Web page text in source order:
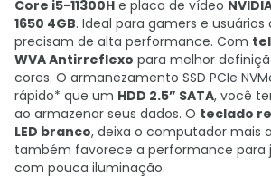
Core i5-11300H e placa de vídeo
1650 4GB. Ideal para gamers e
precisam de alta performance. Com
WVA Antirreflexo para melhor
cores. O armanezamento SSD PCIe
rápido* que um HDD 2.5” SATA, você
ao armazenar seus dados. O teclado
LED branco, deixa o computador mais
também favorece a performance para
com pouca iluminação.